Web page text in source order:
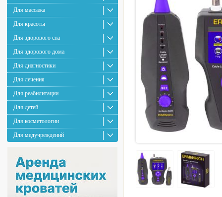
Для массажа
Для красоты
Для здорового сна
Для здорового дома
Для диагностики
Для лечения
Для реабилитации
Для детей
Для косметологии
Для медучреждений